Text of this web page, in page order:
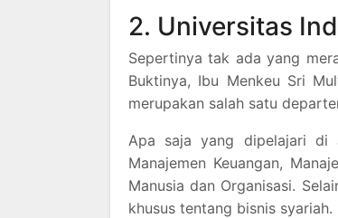
2. Universitas
Sepertinya tak ada yang
Buktinya, Ibu Menkeu Sri
merupakan salah satu
Apa saja yang dipelajari di
Manajemen Keuangan,
Manusia dan Organisasi.
khusus tentang bisnis syariah.